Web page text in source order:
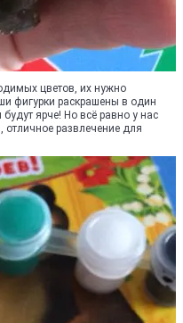
цветов, их нужно
фигурки раскрашены в один
ярче! Но всё равно у нас
развлечение для